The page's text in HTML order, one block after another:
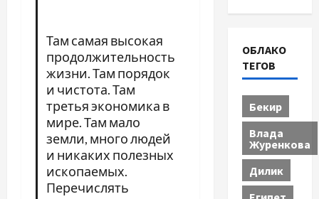
Там самая высокая
продолжительность
жизни. Там порядок
и чистота. Там
третья экономика в
мире. Там мало
земли, много людей
и никаких полезных
ископаемых.
Перечислять
ОБЛАКО
ТЕГОВ
Бекир
Влада
Журенкова
Дилик